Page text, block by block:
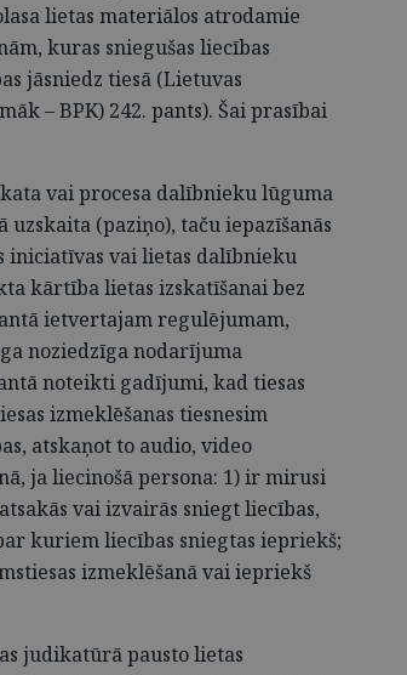
lietas materiālos atrodamie
kuras sniegušas liecības
jāsniedz tiesā (Lietuvas
– BPK) 242. pants). Šai prasībai
vai procesa dalībnieku lūguma
uzskaita (paziņo), taču iepazīšanās
iniciatīvas vai lietas dalībnieku
kārtība lietas izskatīšanai bez
ietvertajam regulējumam,
noziedzīga nodarījuma
noteikti gadījumi, kad tiesas
izmeklēšanas tiesnesim
atskaņot to audio, video
ja liecinošā persona: 1) ir mirusi
vai izvairās sniegt liecības,
kuriem liecības sniegtas iepriekš;
izmeklēšanā vai iepriekš
judikatūrā pausto lietas